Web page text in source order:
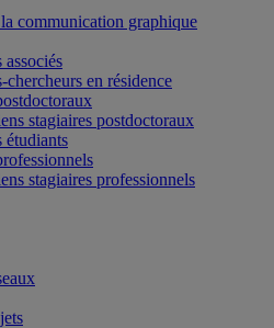
communication graphique
associés
chercheurs en résidence
stagiaires postdoctoraux
étudiants
stagiaires professionnels